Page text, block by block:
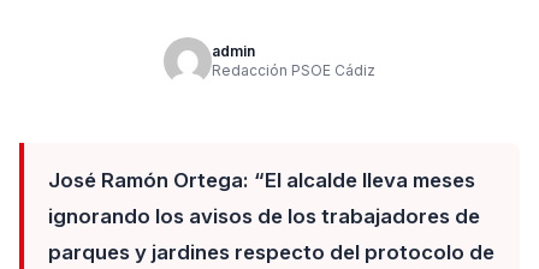
admin
Redacción PSOE Cádiz
José Ramón Ortega: “El alcalde lleva meses
ignorando los avisos de los trabajadores de
parques y jardines respecto del protocolo de